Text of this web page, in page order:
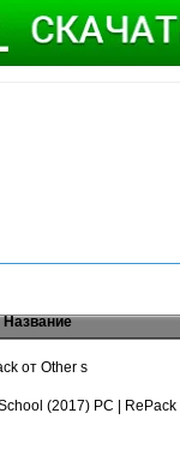
Название
от Other s
(2017) PC | RePack